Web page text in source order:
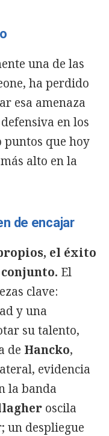
una de las
ha perdido
esa amenaza
en los
puntos que hoy
alto en la
de encajar
el éxito
El
clave:
y una
su talento,
de Hancko,
evidencia
la banda
oscila
un despliegue